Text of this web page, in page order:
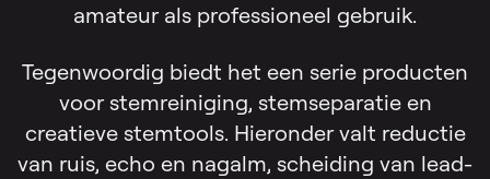
amateur als professioneel gebruik.
Tegenwoordig biedt het een serie producten
voor stemreiniging, stemseparatie en
creatieve stemtools. Hieronder valt reductie
van ruis, echo en nagalm, scheiding van lead-